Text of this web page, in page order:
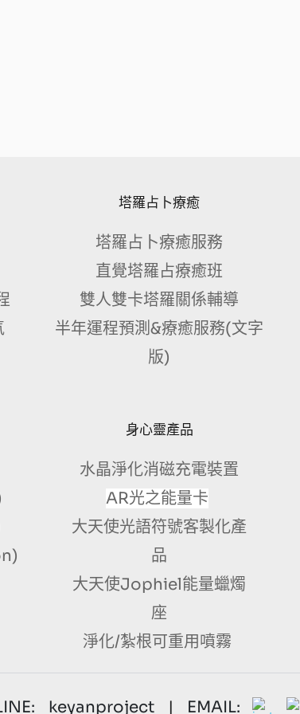
塔羅占卜療癒
塔羅占卜療癒服務
直覺塔羅占療癒班
雙人雙卡塔羅關係輔導
半年運程預測&療癒服務(文字
版)
身心靈產品
水晶淨化消磁充電裝置
AR光之能量卡
大天使光語符號客製化產
品
大天使Jophiel能量蠟燭
座
淨化/紮根可重用噴霧
keyanproject | EMAIL: